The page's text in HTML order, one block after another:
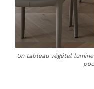
Un tableau végétal